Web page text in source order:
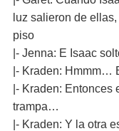
luz salieron de
piso
|- Jenna: E Isaac
|- Kraden: Hmmm…
|- Kraden: Entonces
trampa…
|- Kraden: Y la otra